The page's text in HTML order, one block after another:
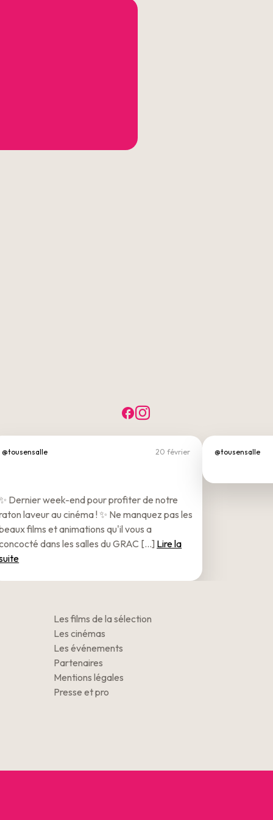
Facebook
@tousensalle 20 février
Dernier week-end pour profiter de notre
laveur au cinéma ! ✨ Ne manquez pas les
films et animations qu'il vous a
dans les salles du GRAC [...]Lire la
@tousensalle
Les films de la sélection
Les cinémas
Les événements
Partenaires
Mentions légales
Presse et pro